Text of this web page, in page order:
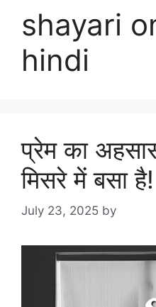
shayari
hindi
प्रेम का
मिसरे में बसा है!
July 23, 2025 by